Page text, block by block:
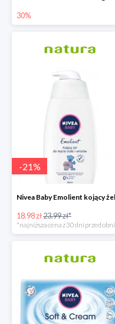
30%
-21%
18.98 zł23.99 zł*